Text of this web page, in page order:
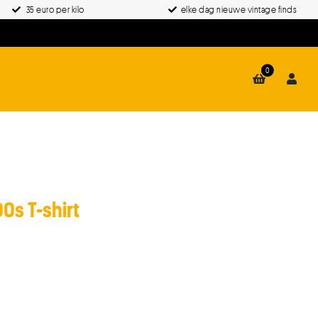
35 euro per kilo elke dag nieuwe vintage finds
0
T-shirt